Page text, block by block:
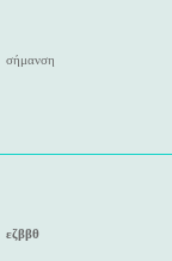
σήμανση
εζββθ